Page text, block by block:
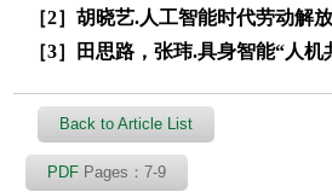
［2］胡晓艺.人工智能时代劳动解
［3］田思路，张玮.具身智能“人
Back to Article List
PDF Pages：7-9